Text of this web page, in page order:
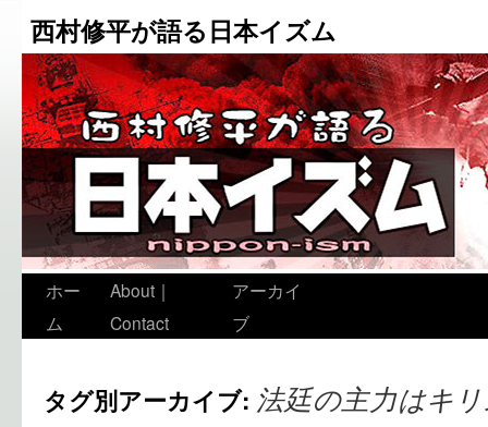
西村修平が語る日本イズム
ホー
ム
About｜
Contact
アーカイ
ブ
タグ別アーカイブ: 法廷の主力はキ